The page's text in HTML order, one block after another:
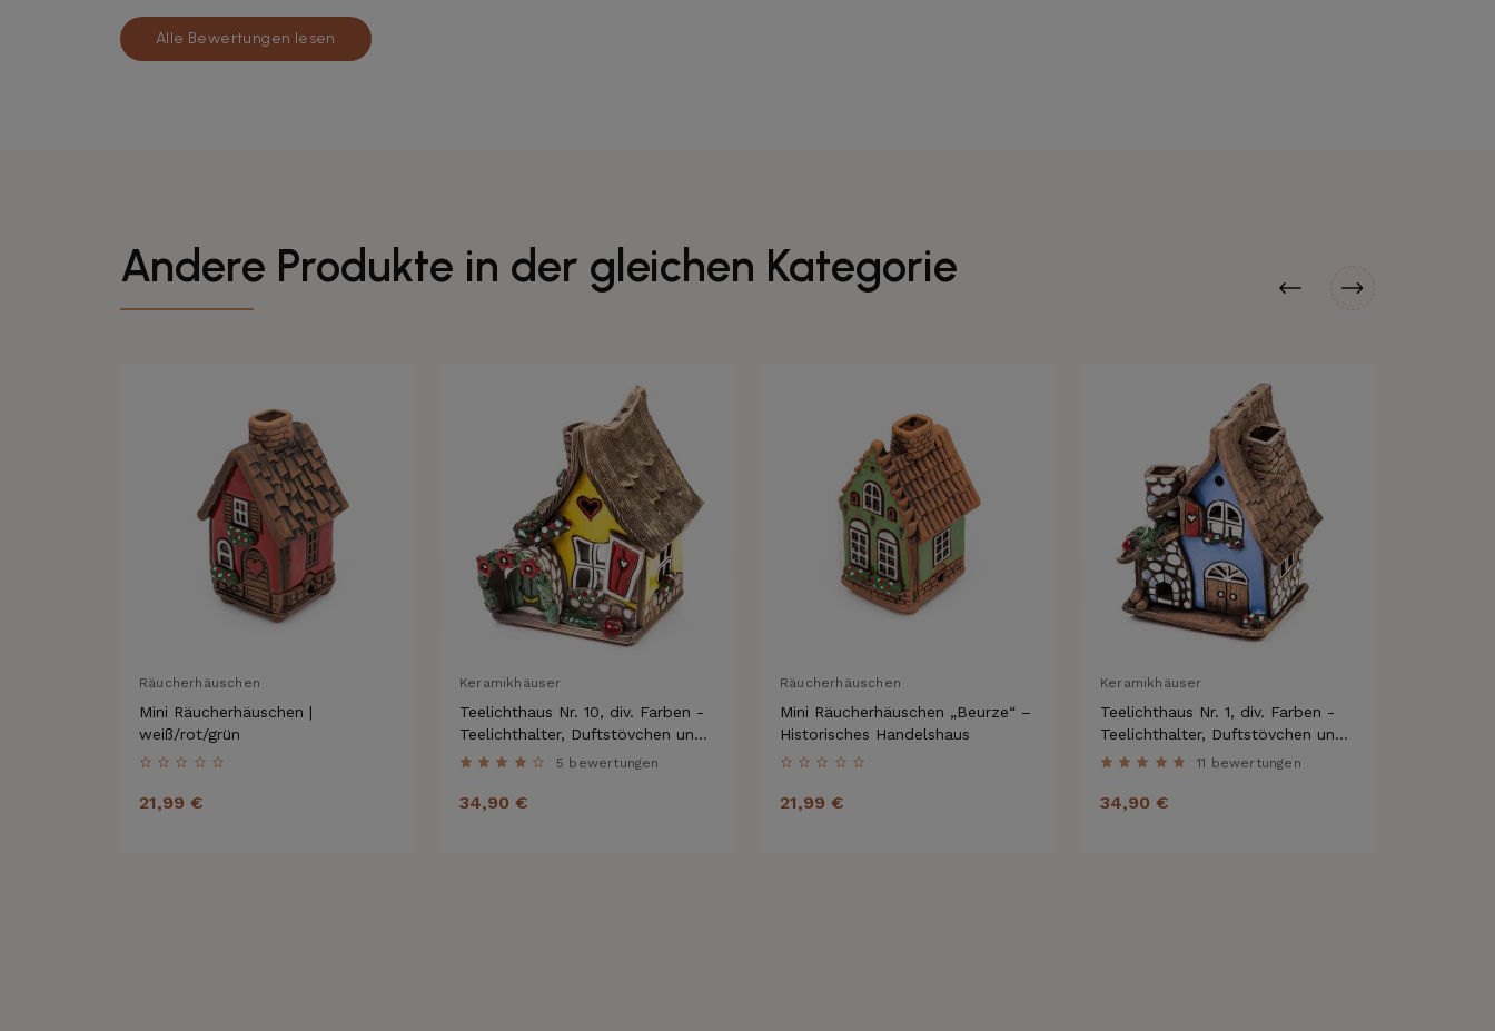
Alle Bewertungen lesen
Andere Produkte in der gleichen Kategorie
Räucherhäuschen
Mini Räucherhäuschen |
weiß/rot/grün
21,99 €
Keramikhäuser
Teelichthaus Nr. 10, div. Farben -
Teelichthalter, Duftstövchen und
Räucherhaus
5 bewertungen
34,90 €
Räucherhäuschen
Mini Räucherhäuschen „Beurze“ –
Historisches Handelshaus
21,99 €
Keramikhäuser
Teelichthaus Nr. 1, div. Farben -
Teelichthalter, Duftstövchen und
Räucherhaus
11 bewertungen
34,90 €